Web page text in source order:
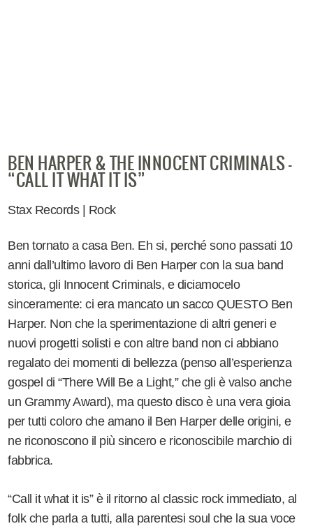
BEN HARPER & THE INNOCENT CRIMINALS -
“CALL IT WHAT IT IS”
Stax Records | Rock
Ben tornato a casa Ben. Eh si, perché sono passati 10
anni dall’ultimo lavoro di Ben Harper con la sua band
storica, gli Innocent Criminals, e diciamocelo
sinceramente: ci era mancato un sacco QUESTO Ben
Harper. Non che la sperimentazione di altri generi e
nuovi progetti solisti e con altre band non ci abbiano
regalato dei momenti di bellezza (penso all’esperienza
gospel di “There Will Be a Light,” che gli è valso anche
un Grammy Award), ma questo disco è una vera gioia
per tutti coloro che amano il Ben Harper delle origini, e
ne riconoscono il più sincero e riconoscibile marchio di
fabbrica.
“Call it what it is” è il ritorno al classic rock immediato, al
folk che parla a tutti, alla parentesi soul che la sua voce